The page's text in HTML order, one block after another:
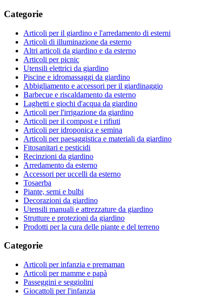
Categorie
Articoli per il giardino e l'arredamento di esterni
Articoli di illuminazione da esterno
Altri articoli da giardino e da esterno
Articoli per picnic
Utensili elettrici da giardino
Piscine e idromassaggi da giardino
Abbigliamento e accessori per il giardinaggio
Barbecue e riscaldamento da esterno
Laghetti e giochi d'acqua da giardino
Articoli per l'irrigazione da giardino
Articoli per il compost e i rifiuti
Articoli per idroponica e semina
Articoli per paesaggistica e materiali da giardino
Fitosanitari e pesticidi
Recinzioni da giardino
Arredamento da esterno
Accessori per uccelli da esterno
Tosaerba
Piante, semi e bulbi
Decorazioni da giardino
Utensili manuali e attrezzature da giardino
Strutture e protezioni da giardino
Prodotti per la cura delle piante e del terreno
Categorie
Articoli per infanzia e premaman
Articoli per mamme e papà
Passeggini e seggiolini
Giocattoli per l'infanzia